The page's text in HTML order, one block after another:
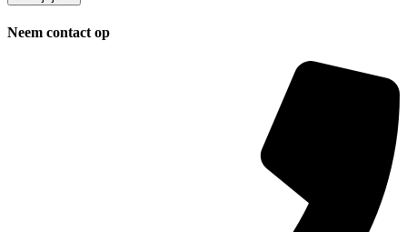
Neem contact op